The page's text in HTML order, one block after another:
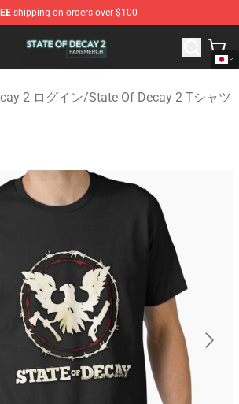
shipping on orders over $100
2 Shop - Official State Of Decay 2
2 ログイン/State Of Decay 2 Tシャツ